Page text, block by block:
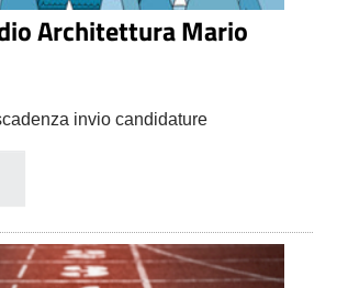
Architettura Mario
invio candidature